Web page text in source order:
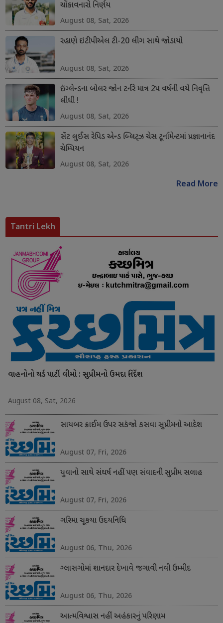
ચોંકાવનારો નિર્ણય
August 08, Sat, 2026
રહાણે ઇટીપીએલ ટી-20 લીગ સાથે જોડાયો
August 08, Sat, 2026
ઇંગ્લેન્ડના બોલર જોન ટર્નરે માત્ર 2પ વર્ષની વયે નિવૃત્તિ
લીધી !
August 08, Sat, 2026
સેંટ લુઈસ રેપિડ એન્ડ બ્લિટ્ઝ ચેસ ટૂર્નામેન્ટમાં પ્રજ્ઞાનાનંદ
ચેમ્પિયન
August 08, Sat, 2026
Read More
Tantri Lekh
વાહનોનો થર્ડ પાર્ટી વીમો : સુપ્રીમનો ઉમદા નિર્દેશ
August 08, Sat, 2026
સાયબર ક્રાઈમ ઉપર સકંજો કસવા સુપ્રીમનો આદેશ
August 07, Fri, 2026
યુવાનો સાથે સંઘર્ષ નહીં પણ સંવાદની સુપ્રીમ સલાહ
August 07, Fri, 2026
ગરિમા ચૂકયા ઉદયનિધિ
August 06, Thu, 2026
ગ્લાસગોમાં શાનદાર દેખાવે જગાવી નવી ઉમ્મીદ
August 06, Thu, 2026
આત્મવિશ્વાસ નહીં અહંકારનું પરિણામ